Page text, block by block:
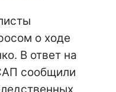
о ходе
В ответ на
сообщили